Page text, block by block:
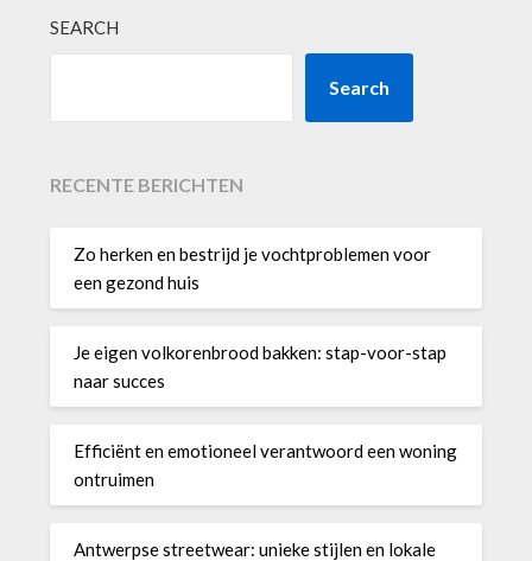
SEARCH
Search
RECENTE BERICHTEN
Zo herken en bestrijd je vochtproblemen voor
een gezond huis
Je eigen volkorenbrood bakken: stap-voor-stap
naar succes
Efficiënt en emotioneel verantwoord een woning
ontruimen
Antwerpse streetwear: unieke stijlen en lokale